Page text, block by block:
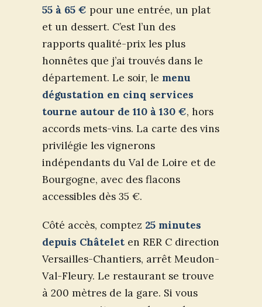
55 à 65 € pour une entrée, un plat
et un dessert. C’est l’un des
rapports qualité-prix les plus
honnêtes que j’ai trouvés dans le
département. Le soir, le menu
dégustation en cinq services
tourne autour de 110 à 130 €, hors
accords mets-vins. La carte des vins
privilégie les vignerons
indépendants du Val de Loire et de
Bourgogne, avec des flacons
accessibles dès 35 €.
Côté accès, comptez 25 minutes
depuis Châtelet en RER C direction
Versailles-Chantiers, arrêt Meudon-
Val-Fleury. Le restaurant se trouve
à 200 mètres de la gare. Si vous